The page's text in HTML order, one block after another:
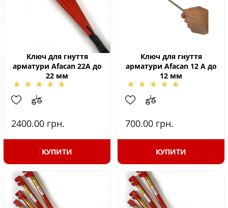
Ключ для гнуття
арматури Afacan 22А до
22 мм
2400.00 грн.
КУПИТИ
Ключ для гнуття
арматури Afacan 12 А до
12 мм
700.00 грн.
КУПИТИ